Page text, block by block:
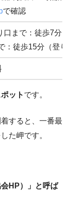
で確認
口まで：徒歩7分
：徒歩15分（登り
ット です。
すると、一番最
た岬です。
会HP）」と呼ば